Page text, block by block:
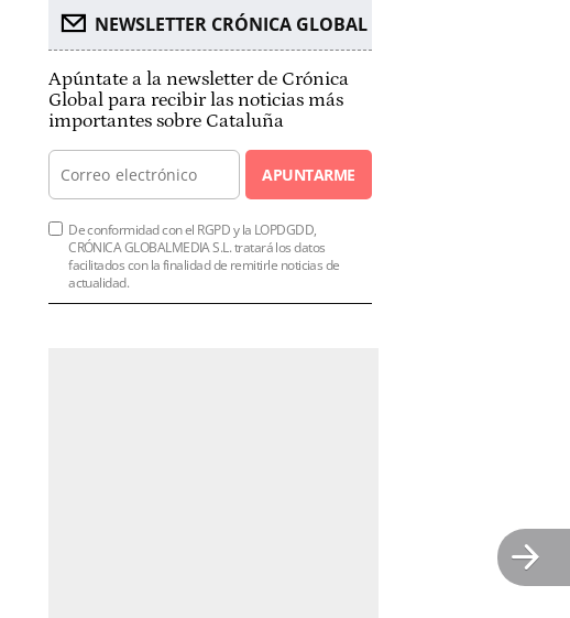
NEWSLETTER CRÓNICA GLOBAL
Apúntate a la newsletter de Crónica
Global para recibir las noticias más
importantes sobre Cataluña
APUNTARME
De conformidad con el RGPD y la LOPDGDD,
CRÓNICA GLOBALMEDIA S.L. tratará los datos
facilitados con la finalidad de remitirle noticias de
actualidad.